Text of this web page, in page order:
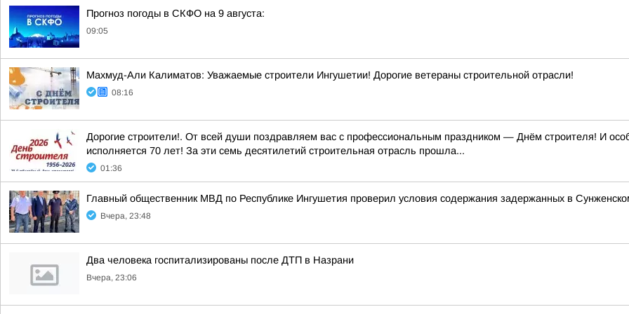
Прогноз погоды в СКФО на 9 августа:
09:05
Махмуд-Али Калиматов: Уважаемые строители Ингушетии! Дорогие ветераны строительной отрасли!
08:16
Дорогие строители!. От всей души поздравляем вас с профессиональным праздником — Днём строителя! И
исполняется 70 лет! За эти семь десятилетий строительная отрасль прошла...
01:36
Главный общественник МВД по Республике Ингушетия проверил условия содержания задержанных в
Вчера, 23:48
Два человека госпитализированы после ДТП в Назрани
Вчера, 23:06